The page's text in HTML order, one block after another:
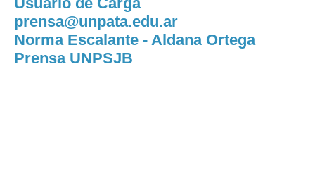
prensa@unpata.edu.ar
Norma Escalante - Aldana Ortega
Prensa UNPSJB